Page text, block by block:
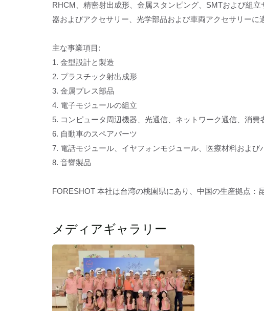
RHCM、精密射出成形、金属スタンピング、SMTおよび組
器およびアクセサリー、光学部品および車両アクセサリーに
主な事業項目:
1. 金型設計と製造
2. プラスチック射出成形
3. 金属プレス部品
4. 電子モジュールの組立
5. コンピュータ周辺機器、光通信、ネットワーク通信、消費
6. 自動車のスペアパーツ
7. 電話モジュール、イヤフォンモジュール、医療材料および
8. 音響製品
FORESHOT 本社は台湾の桃園県にあり、中国の生産拠点：
メディアギャラリー